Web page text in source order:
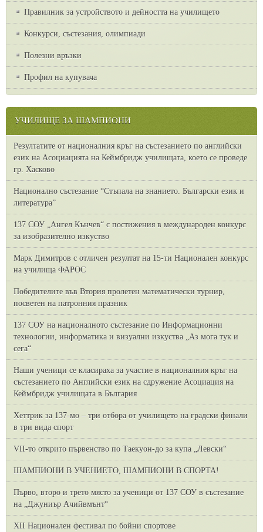
Правилник за устройството и дейността на училището
Конкурси, състезания, олимпиади
Полезни връзки
Профил на купувача
УЧИЛИЩЕ ЗА ШАМПИОНИ
Резултатите от националния кръг на състезанието по английски
език на Асоциацията на Кеймбридж училищата, което се проведе
гр. Хасково
Национално състезание “Стъпала на знанието. Български език и
литература”
137 СОУ „Ангел Кънчев“ с постижения в международен конкурс
за изобразително изкуство
Марк Димитров с отличен резултат на 15-ти Национален конкурс
на училища ФАРОС
Победителите във Втория пролетен математически турнир,
посветен на патронния празник
137 СОУ на националното състезание по Информационни
технологии, информатика и визуални изкуства „Аз мога тук и
сега“
Наши ученици се класираха за участие в националния кръг на
състезанието по Английски език на сдружение Асоциация на
Кеймбридж училищата в България
Хеттрик за 137-мо – три отбора от училището на градски финали
в три вида спорт
VII-то открито първенство по Таекуон-до за купа „Левски“
ШАМПИОНИ В УЧЕНИЕТО, ШАМПИОНИ В СПОРТА!
Първо, второ и трето място за ученици от 137 СОУ в състезание
на „Джуниър Ачийвмънт“
XII Национален фестивал по бойни спортове